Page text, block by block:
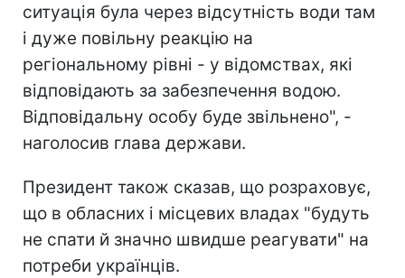
ситуація була через відсутність води там
і дуже повільну реакцію на
регіональному рівні - у відомствах, які
відповідають за забезпечення водою.
Відповідальну особу буде звільнено", -
наголосив глава держави.
Президент також сказав, що розраховує,
що в обласних і місцевих владах "будуть
не спати й значно швидше реагувати" на
потреби українців.